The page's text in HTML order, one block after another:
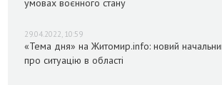
умовах воєнного стану
29.04.2022, 10:59
«Тема дня» на Житомир.info: новий
про ситуацію в області